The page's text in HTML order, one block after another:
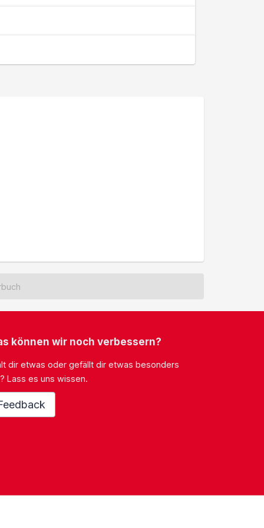
können wir noch verbessern?
dir etwas oder gefällt dir etwas besonders
Lass es uns wissen.